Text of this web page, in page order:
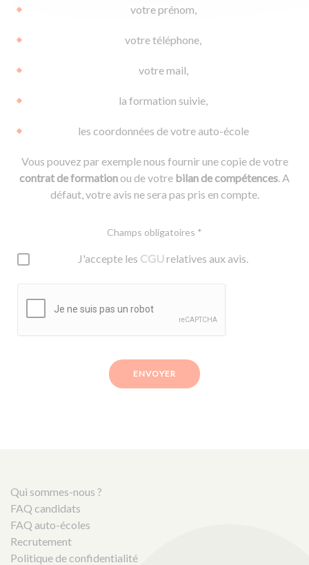
votre prénom,
votre téléphone,
votre mail,
la formation suivie,
les coordonnées de votre auto-école
Vous pouvez par exemple nous fournir une copie de votre
contrat de formationou de votre bilan de compétences. A
défaut, votre avis ne sera pas pris en compte.
Champs obligatoires *
J'accepte les CGUrelatives aux avis.
ENVOYER
Qui sommes-nous ?
FAQ candidats
FAQ auto-écoles
Recrutement
Politique de confidentialité